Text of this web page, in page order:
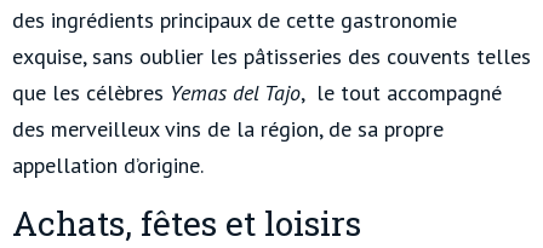
des ingrédients principaux de cette gastronomie
exquise, sans oublier les pâtisseries des couvents telles
que les célèbres Yemas del Tajo, le tout accompagné
des merveilleux vins de la région, de sa propre
appellation d’origine.
Achats, fêtes et loisirs